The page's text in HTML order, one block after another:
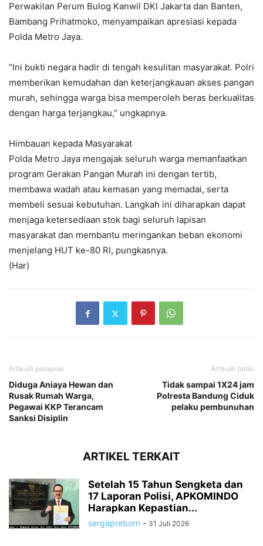
Perwakilan Perum Bulog Kanwil DKI Jakarta dan Banten,
Bambang Prihatmoko, menyampaikan apresiasi kepada
Polda Metro Jaya.
“Ini bukti negara hadir di tengah kesulitan masyarakat. Polri
memberikan kemudahan dan keterjangkauan akses pangan
murah, sehingga warga bisa memperoleh beras berkualitas
dengan harga terjangkau,” ungkapnya.
Himbauan kepada Masyarakat
Polda Metro Jaya mengajak seluruh warga memanfaatkan
program Gerakan Pangan Murah ini dengan tertib,
membawa wadah atau kemasan yang memadai, serta
membeli sesuai kebutuhan. Langkah ini diharapkan dapat
menjaga ketersediaan stok bagi seluruh lapisan
masyarakat dan membantu meringankan beban ekonomi
menjelang HUT ke-80 RI, pungkasnya.
(Har)
Artikulli paraprak
Diduga Aniaya Hewan dan
Rusak Rumah Warga,
Pegawai KKP Terancam
Sanksi Disiplin
Artikulli tjetër
Tidak sampai 1X24 jam
Polresta Bandung Ciduk
pelaku pembunuhan
ARTIKEL TERKAIT
Setelah 15 Tahun Sengketa dan
17 Laporan Polisi, APKOMINDO
Harapkan Kepastian...
sergapreborn - 31 Juli 2026